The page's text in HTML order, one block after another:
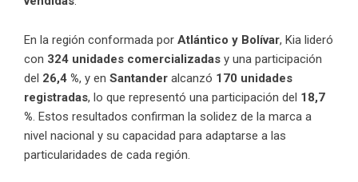
En la región conformada por Atlántico y Bolívar, Kia lideró
con 324 unidades comercializadas y una participación
del 26,4 %, y en Santander alcanzó 170 unidades
registradas, lo que representó una participación del 18,7
%. Estos resultados confirman la solidez de la marca a
nivel nacional y su capacidad para adaptarse a las
particularidades de cada región.